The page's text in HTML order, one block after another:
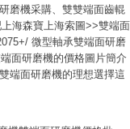
磨機采購、雙雙端面齒輥
海森寶上海索圖>>雙端面
微型軸承雙端面研磨
面研磨機的價格圖片簡介
端面研磨機的理想選擇這